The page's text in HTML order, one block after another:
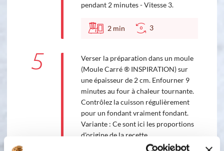
pendant 2 minutes - Vitesse 3.
2 min 3
5
Verser la préparation dans un moule
(Moule Carré ® INSPIRATION) sur
une épaisseur de 2 cm. Enfourner 9
minutes au four à chaleur tournante.
Contrôlez la cuisson régulièrement
pour un fondant vraiment fondant.
Variante : Ce sont ici les proportions
d'origine de la recette,
personnellement nous aimons